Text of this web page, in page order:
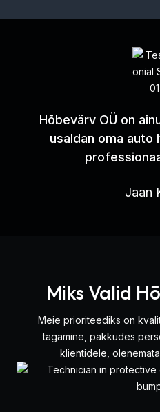
Hõbevärv OÜ on
usaldan oma auto
Jaan
Miks Valid
Meie prioriteediks on
tagamine, pakkudes
klientidele,